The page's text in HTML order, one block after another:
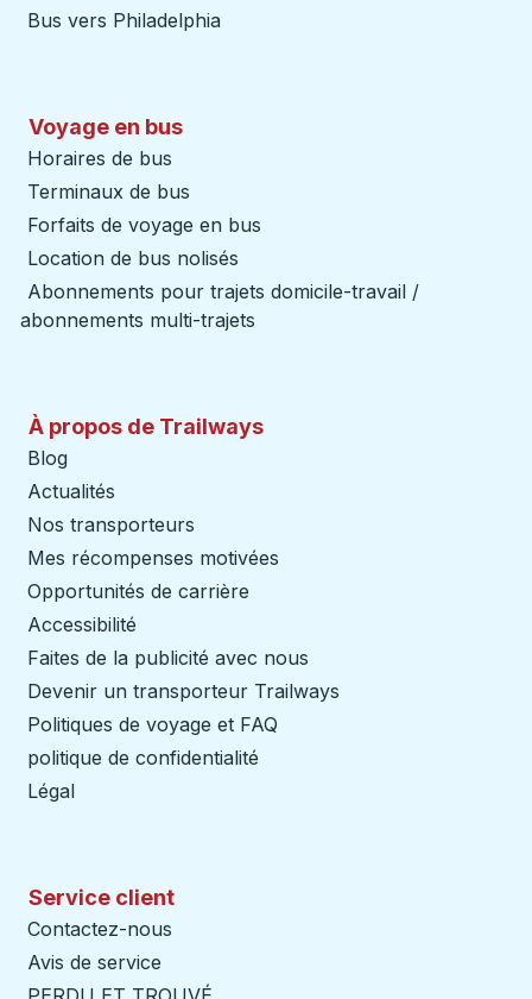
Bus vers Philadelphia
Voyage en bus
Horaires de bus
Terminaux de bus
Forfaits de voyage en bus
Location de bus nolisés
Abonnements pour trajets domicile-travail /
abonnements multi-trajets
À propos de Trailways
Blog
Actualités
Nos transporteurs
Mes récompenses motivées
Opportunités de carrière
Accessibilité
Faites de la publicité avec nous
Devenir un transporteur Trailways
Politiques de voyage et FAQ
politique de confidentialité
Légal
Service client
Contactez-nous
Avis de service